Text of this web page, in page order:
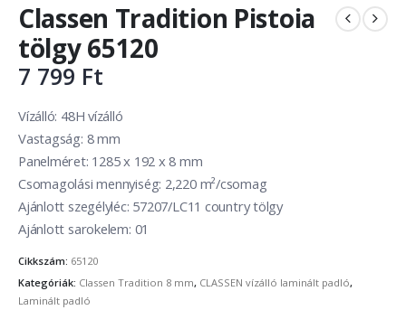
Classen Tradition Pistoia
tölgy 65120
7 799 Ft
Vízálló: 48H vízálló
Vastagság: 8 mm
Panelméret: 1285 x 192 x 8 mm
Csomagolási mennyiség: 2,220 m²/csomag
Ajánlott szegélyléc: 57207/LC11 country tölgy
Ajánlott sarokelem: 01
Cikkszám: 65120
Kategóriák: Classen Tradition 8 mm, CLASSEN vízálló laminált padló,
Laminált padló